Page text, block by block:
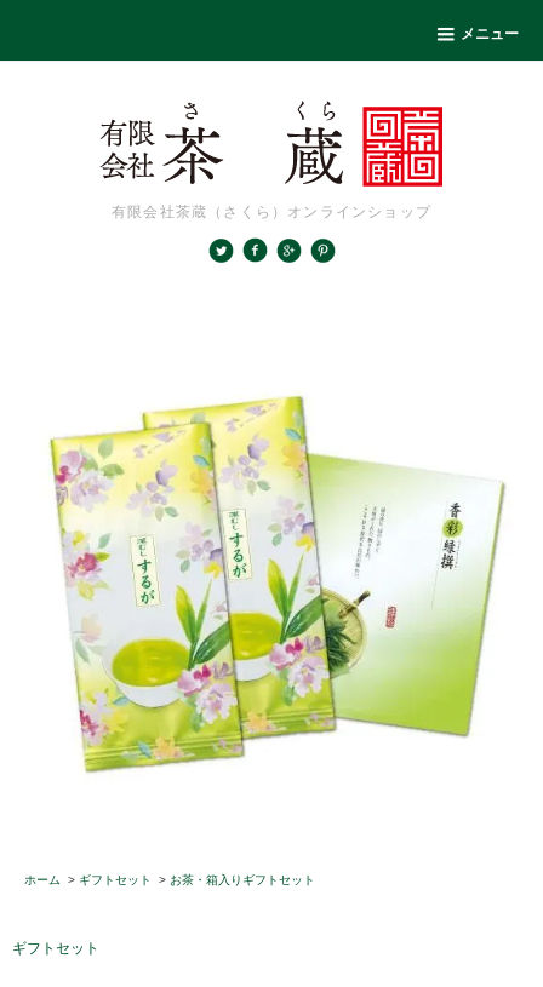
メニュー
有限会社茶蔵（さくら）オンラインショップ
ホーム > ギフトセット > お茶・箱入りギフトセット
ギフトセット